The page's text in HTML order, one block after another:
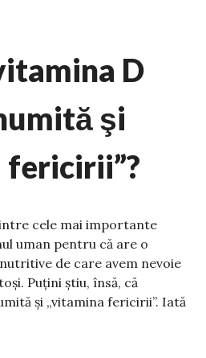
D
şi
fericirii”?
cele mai importante
uman pentru că are o
de care avem nevoie
Puțini știu, însă, că
și „vitamina fericirii”. Iată